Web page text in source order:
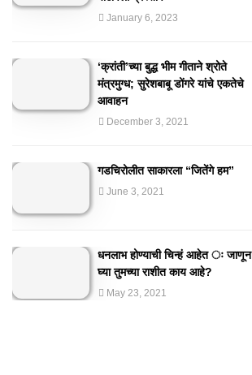
January 6, 2023
‘क्रांती’च्या बुद्ध भीम गीताने श्रोते
मंत्रमुग्ध; सुरेशबाबू डोंगरे यांचे एकतेचे
आवाहन
December 3, 2021
गडचिरोलीत साकारला “जितेंगे हम”
June 3, 2021
धनलाभ होण्याची चिन्हं आहेत ः जाणून
घ्या तुमच्या राशीत काय आहे?
May 23, 2021